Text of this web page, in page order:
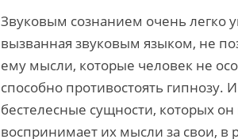
Звуковым сознанием очень легко
вызванная звуковым языком, не
ему мысли, которые человек не
способно противостоять
бестелесные сущности, которых
воспринимает их мысли за свои, в